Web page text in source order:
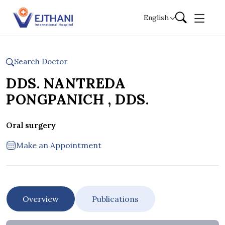
Skip to content
English
Search Doctor
DDS. NANTREDA
PONGPANICH , DDS.
Oral surgery
Make an Appointment
Overview Publications